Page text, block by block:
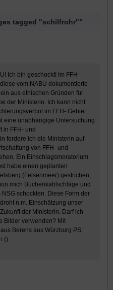
tagged "schilfrohr"”
Ich bin geschockt! Im FFH-
vom NABU dokumentierte
aus ethischen Gründen für
der Ministerin. Ich kann nicht
im FFH- Gebiet
eine unabhängige Untersuchung
in FFH- und
fordere ich die Ministerin auf
von FFH- und
Ein Einschlagsmoratorium
habe einen geplanten
(Felsenmeer) gestrichen,
mich Buchenkahlschläge und
schockten. Diese Form der
n.m. Einschätzung unser
der Ministerin. Darf ich
Bilder verwenden? Mit
Berens aus Würzburg PS:
()